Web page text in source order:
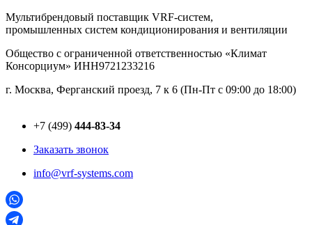
Перейти
к
Мультибрендовый поставщик VRF-cистем,
промышленных систем кондиционирования и вентиляции
Общество с ограниченной ответственностью «Климат
Консорциум» ИНН9721233216
г. Москва, Ферганский проезд, 7 к 6 (Пн-Пт с 09:00 до 18:00)
+7 (499) 444-83-34
Заказать звонок
info@vrf-systems.com